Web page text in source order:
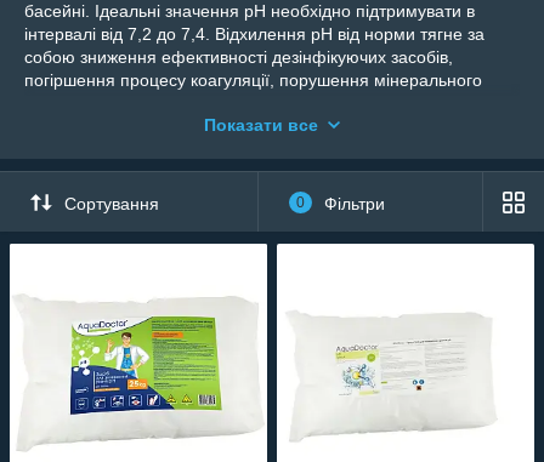
басейні. Ідеальні значення рН необхідно підтримувати в
інтервалі від 7,2 до 7,4. Відхилення рН від норми тягне за
собою зниження ефективності дезінфікуючих засобів,
погіршення процесу коагуляції, порушення мінерального
басейну, сприяє появи вапняного нальоту, викликає
Показати все
Сортування 0 Фільтри